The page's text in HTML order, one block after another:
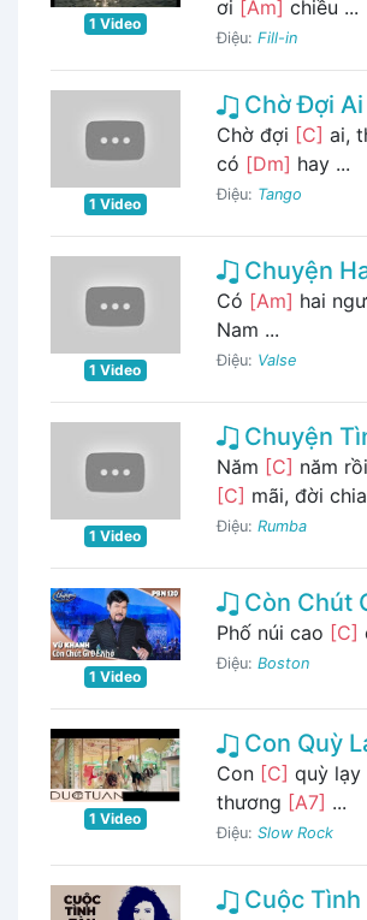
1 Video
ơi [Am] chiều ...
Điệu: Fill-in
1 Video
Chờ Đợi Ai
Chờ đợi [C] ai,
có [Dm] hay ...
Điệu: Tango
1 Video
Chuyện
Có [Am] hai
Nam ...
Điệu: Valse
1 Video
Chuyện
Năm [C] năm
[C] mãi, đời
Điệu: Rumba
1 Video
Còn Chút
Phố núi cao [C]
Điệu: Boston
1 Video
Con Quỳ
Con [C] quỳ lạy
thương [A7] ...
Điệu: Slow Rock
Cuộc Tình